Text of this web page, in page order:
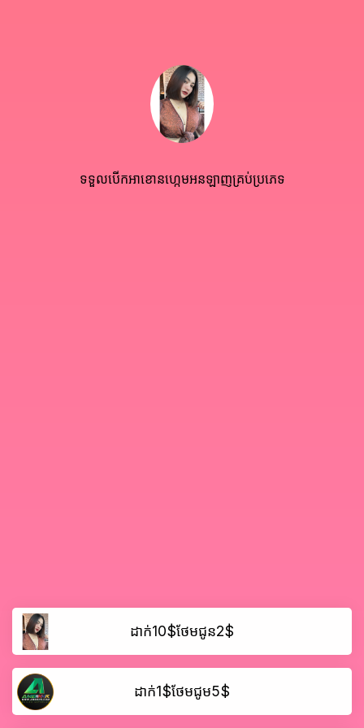
ទទួលបើកអាខោនហ្កេមអនឡាញគ្រប់ប្រភេទ
ដាក់10$ថែមជូន2$
ដាក់1$ថែមជូម5$